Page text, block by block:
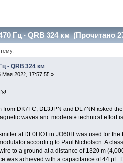
Гц - QRB 324 км (Прочитано
- QRB 324 км
Мая 2022, 17:57:55 »
from DK7FC, DL3JPN and DL7NN asked
waves and moderate technical effort
at DL0HOT in JO60IT was used for
according to Paul Nicholson. A
to a ground at a distance of 1320 m
was achieved with a capacitance of 44 µF.